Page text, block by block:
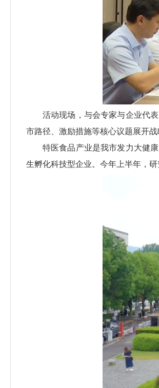
活动现场，与会专家与企业代
市路径、激励措施等核心议题展开
特医食品产业是我市发力大健
生孵化科技型企业。今年上半年，